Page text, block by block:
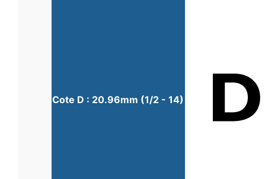
Cote D : 20.96mm (1/2 - 14)